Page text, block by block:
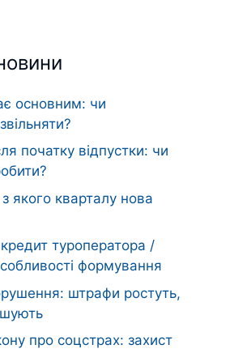
основним: чи
початку відпустки: чи
якого кварталу нова
туроператора /
формування
штрафи ростуть,
про соцстрах: захист